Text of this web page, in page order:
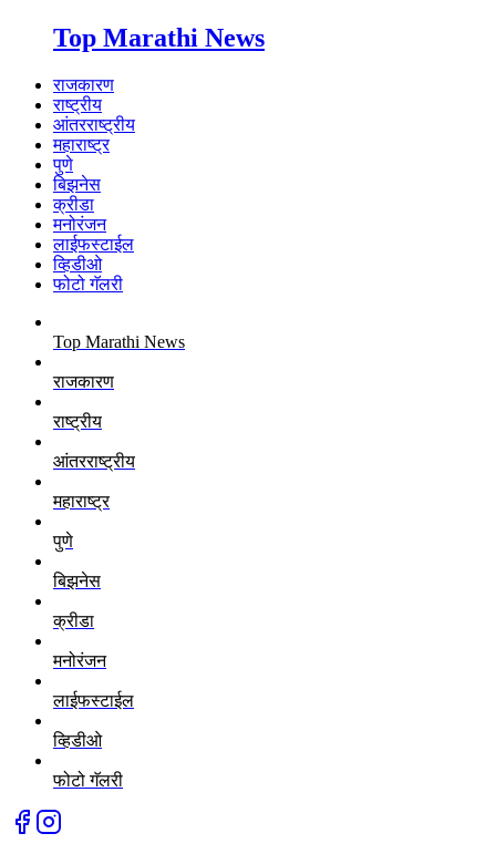
Top Marathi News
राजकारण
राष्ट्रीय
आंतरराष्ट्रीय
महाराष्ट्र
पुणे
बिझनेस
क्रीडा
मनोरंजन
लाईफस्टाईल
व्हिडीओ
फोटो गॅलरी
Top Marathi News
राजकारण
राष्ट्रीय
आंतरराष्ट्रीय
महाराष्ट्र
पुणे
बिझनेस
क्रीडा
मनोरंजन
लाईफस्टाईल
व्हिडीओ
फोटो गॅलरी